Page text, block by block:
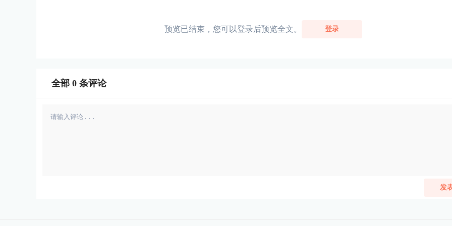
预览已结束，您可以登录后预览全文。 登录
全部 0 条评论
发